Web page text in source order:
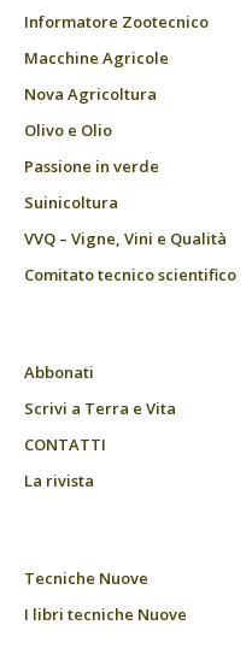
Informatore Zootecnico
Macchine Agricole
Nova Agricoltura
Olivo e Olio
Passione in verde
Suinicoltura
VVQ – Vigne, Vini e Qualità
Comitato tecnico scientifico
Abbonati
Scrivi a Terra e Vita
CONTATTI
La rivista
Tecniche Nuove
I libri tecniche Nuove